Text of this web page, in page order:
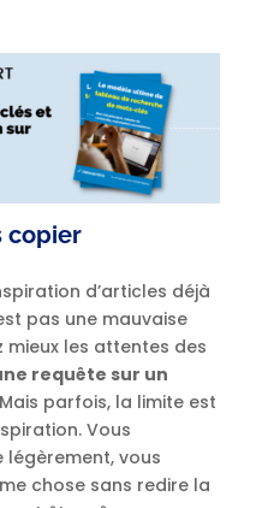
copier
d’articles déjà
pas une mauvaise
mieux les attentes des
requête sur un
parfois, la limite est
Vous
vous
chose sans redire la